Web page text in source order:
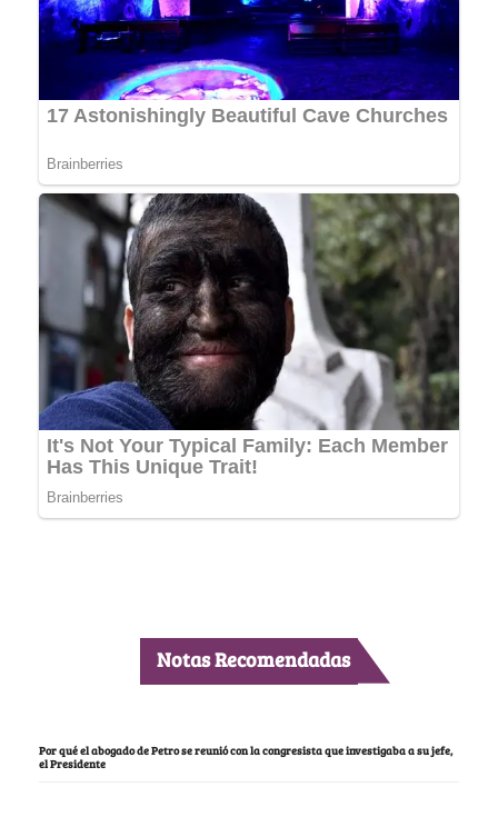
Notas Recomendadas
Por qué el abogado de Petro se reunió con la congresista que investigaba a su jefe,
el Presidente